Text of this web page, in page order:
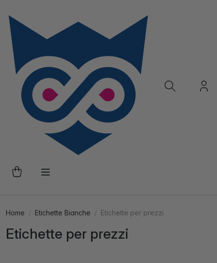
Home Etichette Bianche Etichette per prezzi
Etichette per prezzi